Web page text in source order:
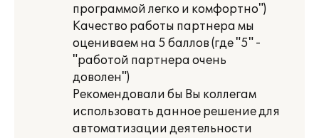
программой легко и комфортно")
Качество работы партнера мы
оцениваем на 5 баллов (где "5" -
"работой партнера очень
доволен")
Рекомендовали бы Вы коллегам
использовать данное решение для
автоматизации деятельности